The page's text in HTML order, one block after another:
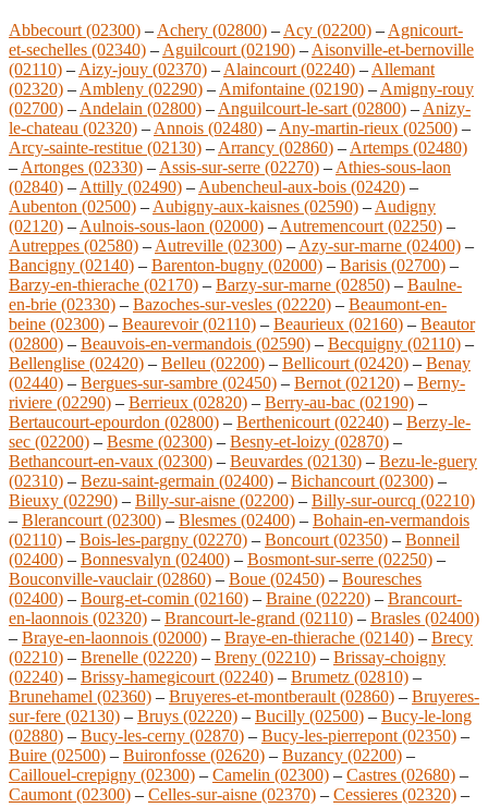
Abbecourt (02300) – Achery (02800) – Acy (02200) – Agnicourt-
et-sechelles (02340) – Aguilcourt (02190) – Aisonville-et-bernoville
(02110) – Aizy-jouy (02370) – Alaincourt (02240) – Allemant
(02320) – Ambleny (02290) – Amifontaine (02190) – Amigny-rouy
(02700) – Andelain (02800) – Anguilcourt-le-sart (02800) – Anizy-
le-chateau (02320) – Annois (02480) – Any-martin-rieux (02500) –
Arcy-sainte-restitue (02130) – Arrancy (02860) – Artemps (02480)
– Artonges (02330) – Assis-sur-serre (02270) – Athies-sous-laon
(02840) – Attilly (02490) – Aubencheul-aux-bois (02420) –
Aubenton (02500) – Aubigny-aux-kaisnes (02590) – Audigny
(02120) – Aulnois-sous-laon (02000) – Autremencourt (02250) –
Autreppes (02580) – Autreville (02300) – Azy-sur-marne (02400) –
Bancigny (02140) – Barenton-bugny (02000) – Barisis (02700) –
Barzy-en-thierache (02170) – Barzy-sur-marne (02850) – Baulne-
en-brie (02330) – Bazoches-sur-vesles (02220) – Beaumont-en-
beine (02300) – Beaurevoir (02110) – Beaurieux (02160) – Beautor
(02800) – Beauvois-en-vermandois (02590) – Becquigny (02110) –
Bellenglise (02420) – Belleu (02200) – Bellicourt (02420) – Benay
(02440) – Bergues-sur-sambre (02450) – Bernot (02120) – Berny-
riviere (02290) – Berrieux (02820) – Berry-au-bac (02190) –
Bertaucourt-epourdon (02800) – Berthenicourt (02240) – Berzy-le-
sec (02200) – Besme (02300) – Besny-et-loizy (02870) –
Bethancourt-en-vaux (02300) – Beuvardes (02130) – Bezu-le-guery
(02310) – Bezu-saint-germain (02400) – Bichancourt (02300) –
Bieuxy (02290) – Billy-sur-aisne (02200) – Billy-sur-ourcq (02210)
– Blerancourt (02300) – Blesmes (02400) – Bohain-en-vermandois
(02110) – Bois-les-pargny (02270) – Boncourt (02350) – Bonneil
(02400) – Bonnesvalyn (02400) – Bosmont-sur-serre (02250) –
Bouconville-vauclair (02860) – Boue (02450) – Bouresches
(02400) – Bourg-et-comin (02160) – Braine (02220) – Brancourt-
en-laonnois (02320) – Brancourt-le-grand (02110) – Brasles (02400)
– Braye-en-laonnois (02000) – Braye-en-thierache (02140) – Brecy
(02210) – Brenelle (02220) – Breny (02210) – Brissay-choigny
(02240) – Brissy-hamegicourt (02240) – Brumetz (02810) –
Brunehamel (02360) – Bruyeres-et-montberault (02860) – Bruyeres-
sur-fere (02130) – Bruys (02220) – Bucilly (02500) – Bucy-le-long
(02880) – Bucy-les-cerny (02870) – Bucy-les-pierrepont (02350) –
Buire (02500) – Buironfosse (02620) – Buzancy (02200) –
Caillouel-crepigny (02300) – Camelin (02300) – Castres (02680) –
Caumont (02300) – Celles-sur-aisne (02370) – Cessieres (02320) –